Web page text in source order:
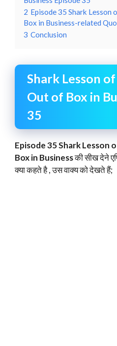
2 Episode 35 Shark
Box in Business-related
3 Conclusion
Shark Lesson
Out of Box in
35
Episode 35 Shark Lesson
Box in Businessकी सीख देने
क्या कहते है , उस वाक्य को देखते हैं;